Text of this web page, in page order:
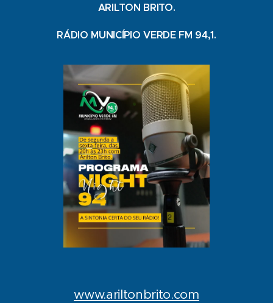
ARILTON BRITO.
RÁDIO MUNICÍPIO VERDE FM 94,1.
www.ariltonbrito.com